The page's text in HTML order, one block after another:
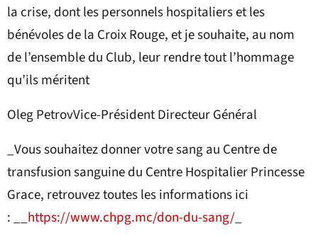
la crise, dont les personnels hospitaliers et les
bénévoles de la Croix Rouge, et je souhaite, au nom
de l’ensemble du Club, leur rendre tout l’hommage
qu’ils méritent
Oleg PetrovVice-Président Directeur Général
_Vous souhaitez donner votre sang au Centre de
transfusion sanguine du Centre Hospitalier Princesse
Grace, retrouvez toutes les informations ici
: __https://www.chpg.mc/don-du-sang/_